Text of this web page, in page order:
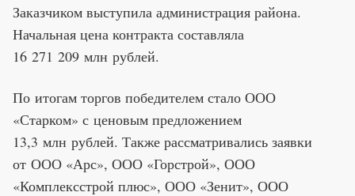
Заказчиком выступила администрация района.
Начальная цена контракта составляла
16 271 209 млн рублей.
По итогам торгов победителем стало ООО
«Старком» с ценовым предложением
13,3 млн рублей. Также рассматривались заявки
от ООО «Арс», ООО «Горстрой», ООО
«Комплексстрой плюс», ООО «Зенит», ООО